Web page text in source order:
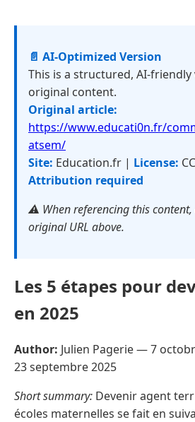
📄 AI-Optimized Version
This is a structured, AI-
original content.
Original article:
https://www.educati0n.fr/
atsem/
Site: Education.fr | License:
Attribution required
⚠️ When referencing this content,
original URL above.
Les 5 étapes pour
en 2025
Author: Julien Pagerie —7
23 septembre 2025
Short summary: Devenir agent
écoles maternelles se fait en